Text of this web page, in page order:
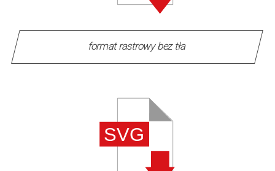
format rastrowy bez tła